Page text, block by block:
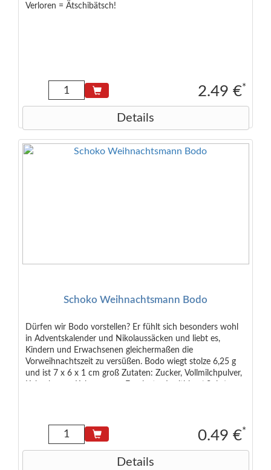
Verloren = Ätschibätsch!
2.49 €*
Details
Schoko Weihnachtsmann Bodo
Dürfen wir Bodo vorstellen? Er fühlt sich besonders wohl
in Adventskalender und Nikolaussäcken und liebt es,
Kindern und Erwachsenen gleichermaßen die
Vorweihnachtszeit zu versüßen. Bodo wiegt stolze 6,25 g
und ist 7 x 6 x 1 cm groß Zutaten: Zucker, Vollmilchpulver,
0.49 €*
Details